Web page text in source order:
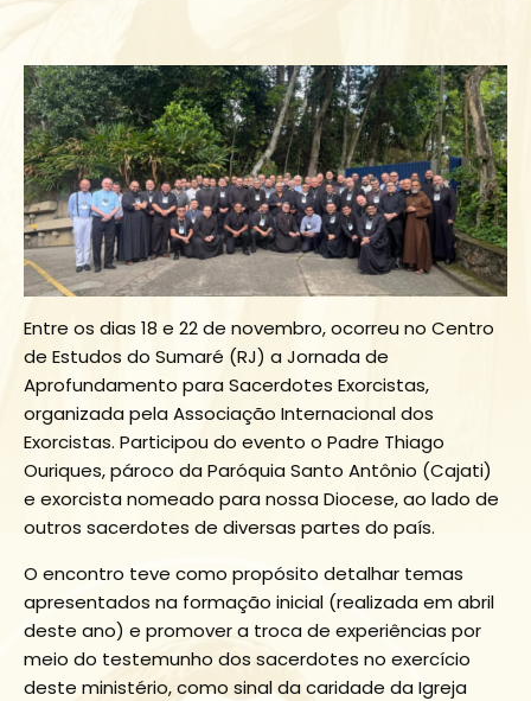
Entre os dias 18 e 22 de novembro, ocorreu no Centro
de Estudos do Sumaré (RJ) a Jornada de
Aprofundamento para Sacerdotes Exorcistas,
organizada pela Associação Internacional dos
Exorcistas. Participou do evento o Padre Thiago
Ouriques, pároco da Paróquia Santo Antônio (Cajati)
e exorcista nomeado para nossa Diocese, ao lado de
outros sacerdotes de diversas partes do país.
O encontro teve como propósito detalhar temas
apresentados na formação inicial (realizada em abril
deste ano) e promover a troca de experiências por
meio do testemunho dos sacerdotes no exercício
deste ministério, como sinal da caridade da Igreja